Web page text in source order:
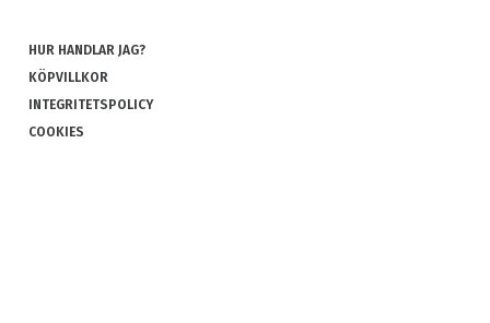
HUR HANDLAR JAG?
KÖPVILLKOR
INTEGRITETSPOLICY
COOKIES